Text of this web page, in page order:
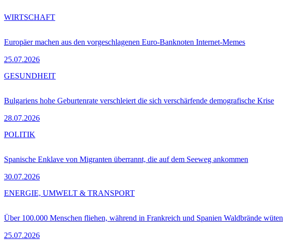
Europäer machen aus den vorgeschlagenen Euro-Banknoten Internet-Memes
25.07.2026
WIRTSCHAFT
Bulgariens hohe Geburtenrate verschleiert die sich verschärfende demografische Krise
28.07.2026
GESUNDHEIT
Spanische Enklave von Migranten überrannt, die auf dem Seeweg ankommen
30.07.2026
POLITIK
Über 100.000 Menschen fliehen, während in Frankreich und Spanien Waldbrände wüten
25.07.2026
ENERGIE, UMWELT & TRANSPORT